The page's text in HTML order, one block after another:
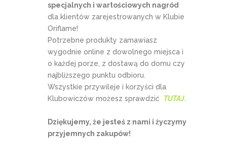
specjalnych i wartościowych nagród
dla klientów zarejestrowanych w Klubie
Oriflame!
Potrzebne produkty zamawiasz
wygodnie online z dowolnego miejsca i
o każdej porze, z dostawą do domu czy
najbliższego punktu odbioru.
Wszystkie przywileje i korzyści dla
Klubowiczów możesz sprawdzić TUTAJ
Dziękujemy, że jesteś z nami i życzymy
przyjemnych zakupów!